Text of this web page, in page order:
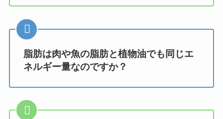
脂肪は肉や魚の脂肪と植物油でも同じエ
ネルギー量なのですか？